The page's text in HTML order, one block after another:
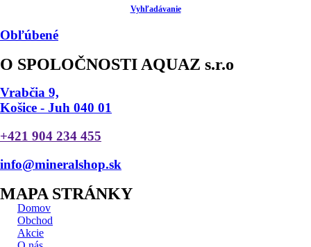
Vyhľadávanie
Obľúbené
O SPOLOČNOSTI AQUAZ s.r.o
Vrabčia 9,
Košice - Juh 040 01
+421 904 234 455
info@mineralshop.sk
MAPA STRÁNKY
Domov
Obchod
Akcie